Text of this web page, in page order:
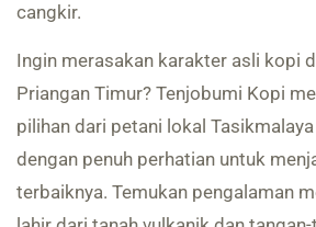
cangkir.
Ingin merasakan karakter asli kopi
Priangan Timur? Tenjobumi Kopi
pilihan dari petani lokal
dengan penuh perhatian untuk
terbaiknya. Temukan pengalaman